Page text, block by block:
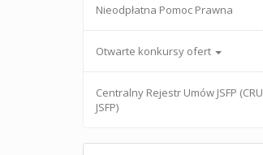
Nieodpłatna Pomoc Prawna
Otwarte konkursy ofert
Centralny Rejestr Umów JSFP (CRU
JSFP)